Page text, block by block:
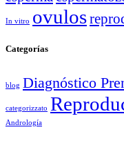
In vitro ovulos
Categorías
blog Diagnóstico
categorizzato
Andrología